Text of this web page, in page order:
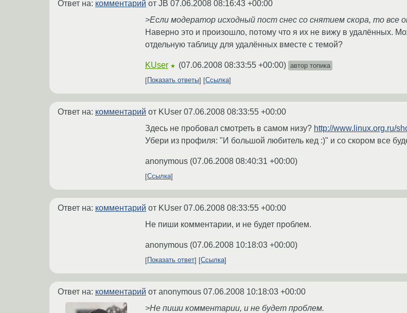
Ответ на: комментарий от JB 07.06.2008 08:16:43 +00:00
>Если модератор исходный пост снес со снятием скора, то все
Наверно это и произошло, потому что я их не вижу в удалённых.
отдельную таблицу для удалённых вместе с темой?
KUser ★ (07.06.2008 08:33:55 +00:00) автор топика
Показать ответы
Ссылка
Ответ на: комментарий от KUser 07.06.2008 08:33:55 +00:00
Здесь не пробовал смотреть в самом низу? http://www.linux.org.ru/
Убери из профиля: "И большой любитель кед :)" и со скором все
anonymous (07.06.2008 08:40:31 +00:00)
Ссылка
Ответ на: комментарий от KUser 07.06.2008 08:33:55 +00:00
Не пиши комментарии, и не будет проблем.
anonymous (07.06.2008 10:18:03 +00:00)
Показать ответ Ссылка
Ответ на: комментарий от anonymous 07.06.2008 10:18:03 +00:00
>Не пиши комментарии, и не будет проблем.